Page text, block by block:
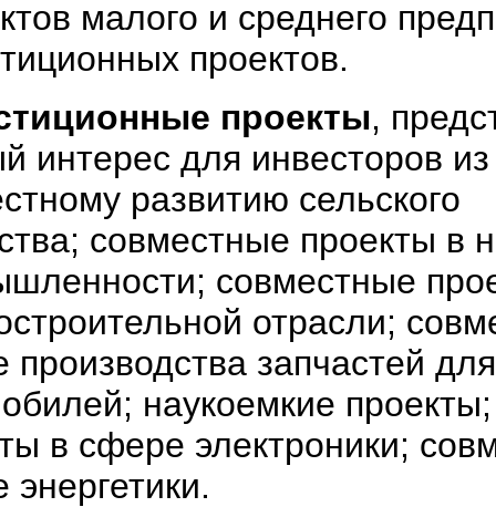
малого и среднего
проектов.
проекты,
интерес для инвесторов
развитию сельского
совместные проекты в
совместные
отрасли;
производства запчастей для
наукоемкие
в сфере электроники;